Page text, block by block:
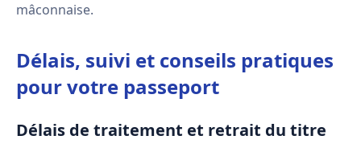
mâconnaise.
Délais, suivi et conseils pratiques
pour votre passeport
Délais de traitement et retrait du titre